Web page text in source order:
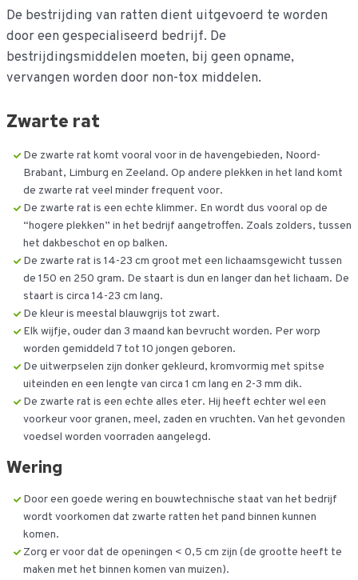
De bestrijding van ratten dient uitgevoerd te worden
door een gespecialiseerd bedrijf. De
bestrijdingsmiddelen moeten, bij geen opname,
vervangen worden door non-tox middelen.
Zwarte rat
De zwarte rat komt vooral voor in de havengebieden, Noord-
Brabant, Limburg en Zeeland. Op andere plekken in het land komt
de zwarte rat veel minder frequent voor.
De zwarte rat is een echte klimmer. En wordt dus vooral op de
“hogere plekken” in het bedrijf aangetroffen. Zoals zolders, tussen
het dakbeschot en op balken.
De zwarte rat is 14-23 cm groot met een lichaamsgewicht tussen
de 150 en 250 gram. De staart is dun en langer dan het lichaam. De
staart is circa 14-23 cm lang.
De kleur is meestal blauwgrijs tot zwart.
Elk wijfje, ouder dan 3 maand kan bevrucht worden. Per worp
worden gemiddeld 7 tot 10 jongen geboren.
De uitwerpselen zijn donker gekleurd, kromvormig met spitse
uiteinden en een lengte van circa 1 cm lang en 2-3 mm dik.
De zwarte rat is een echte alles eter. Hij heeft echter wel een
voorkeur voor granen, meel, zaden en vruchten. Van het gevonden
voedsel worden voorraden aangelegd.
Wering
Door een goede wering en bouwtechnische staat van het bedrijf
wordt voorkomen dat zwarte ratten het pand binnen kunnen
komen.
Zorg er voor dat de openingen < 0,5 cm zijn (de grootte heeft te
maken met het binnen komen van muizen).